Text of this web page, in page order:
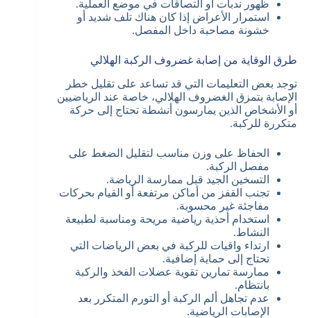
ظهور ندبات أو التصاقات في موضع العملية.
استمرار الأعراض إذا كان هناك تلف شديد أو
خشونة مصاحبة داخل المفصل.
طرق الوقاية من إصابة غضروف الركبة الهلالي
توجد بعض التعليمات التي قد تساعد على تقليل خطر
الإصابة بتمزق الغضروف الهلالي، خاصة عند الرياضيين
أو الأشخاص الذين يمارسون أنشطة تحتاج إلى حركة
متكررة للركبة.
الحفاظ على وزن مناسب لتقليل الضغط على
مفصل الركبة.
التسخين الجيد قبل ممارسة الرياضة.
تجنب القفز من أماكن مرتفعة أو القيام بحركات
مفاجئة غير محسوبة.
استخدام أحذية رياضية مريحة ومناسبة لطبيعة
النشاط.
ارتداء واقيات للركبة في بعض الرياضات التي
تحتاج إلى حماية إضافية.
ممارسة تمارين تقوية عضلات الفخذ والركبة
بانتظام.
عدم تجاهل ألم الركبة أو التورم المتكرر بعد
الإصابات الرياضية.